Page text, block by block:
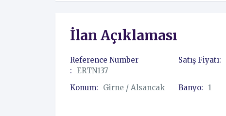
İlan Açıklaması
Reference Number
: ERTN137
Satış Fiyatı:
Konum: Girne / Alsancak Banyo: 1